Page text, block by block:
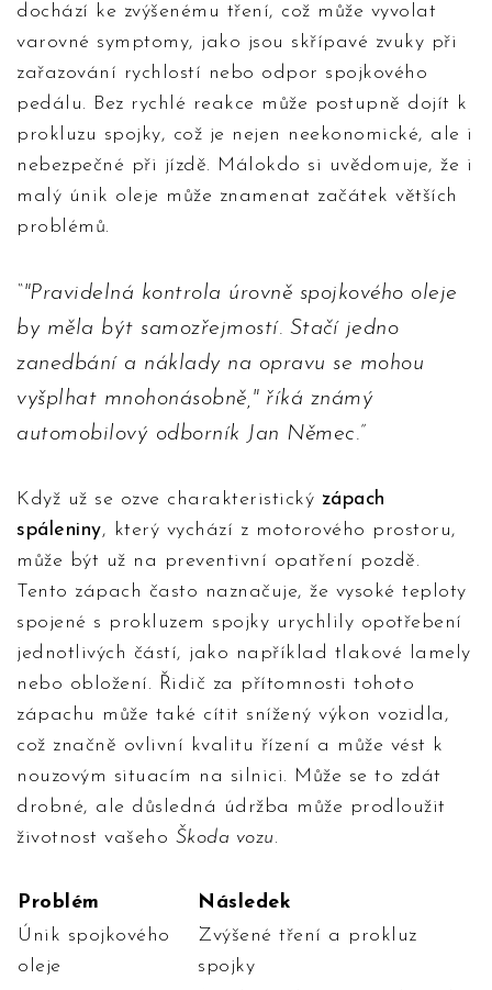
dochází ke zvýšenému tření, což může vyvolat
varovné symptomy, jako jsou skřípavé zvuky při
zařazování rychlostí nebo odpor spojkového
pedálu. Bez rychlé reakce může postupně dojít k
prokluzu spojky, což je nejen neekonomické, ale i
nebezpečné při jízdě. Málokdo si uvědomuje, že i
malý únik oleje může znamenat začátek větších
problémů.
"Pravidelná kontrola úrovně spojkového oleje
by měla být samozřejmostí. Stačí jedno
zanedbání a náklady na opravu se mohou
vyšplhat mnohonásobně," říká známý
automobilový odborník Jan Němec.
Když už se ozve charakteristický zápach
spáleniny, který vychází z motorového prostoru,
může být už na preventivní opatření pozdě.
Tento zápach často naznačuje, že vysoké teploty
spojené s prokluzem spojky urychlily opotřebení
jednotlivých částí, jako například tlakové lamely
nebo obložení. Řidič za přítomnosti tohoto
zápachu může také cítit snížený výkon vozidla,
což značně ovlivní kvalitu řízení a může vést k
nouzovým situacím na silnici. Může se to zdát
drobné, ale důsledná údržba může prodloužit
životnost vašeho Škoda vozu.
Problém
Následek
Únik spojkového
oleje
Zvýšené tření a prokluz
spojky